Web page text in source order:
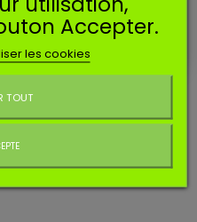
sur les machines
Accepter.
les cookies
TOUT